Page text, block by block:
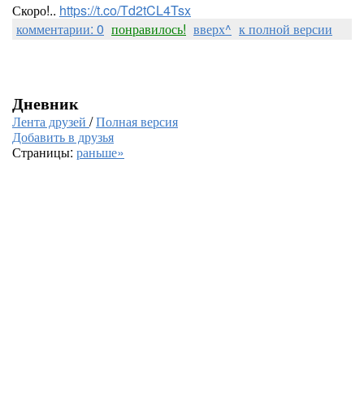
Скоро!.. https://t.co/Td2tCL4Tsx
комментарии: 0 понравилось! вверх^ к полной версии
Дневник
Лента друзей /Полная версия
Добавить в друзья
Страницы: раньше»